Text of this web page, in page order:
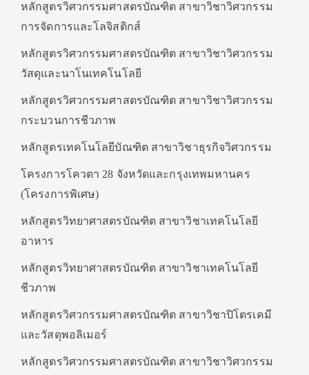
หลักสูตรวิศวกรรมศาสตรบัณฑิต สาขาวิชาวิศวกรรม
การจัดการและโลจิสติกส์
หลักสูตรวิศวกรรมศาสตรบัณฑิต สาขาวิชาวิศวกรรม
วัสดุและนาโนเทคโนโลยี
หลักสูตรวิศวกรรมศาสตรบัณฑิต สาขาวิชาวิศวกรรม
กระบวนการชีวภาพ
หลักสูตรเทคโนโลยีบัณฑิต สาขาวิชาธุรกิจวิศวกรรม
โครงการโควตา 28 จังหวัดและกรุงเทพมหานคร
(โครงการพิเศษ)
หลักสูตรวิทยาศาสตรบัณฑิต สาขาวิชาเทคโนโลยี
อาหาร
หลักสูตรวิทยาศาสตรบัณฑิต สาขาวิชาเทคโนโลยี
ชีวภาพ
หลักสูตรวิศวกรรมศาสตรบัณฑิต สาขาวิชาปิโตรเคมี
และวัสดุพอลิเมอร์
หลักสูตรวิศวกรรมศาสตรบัณฑิต สาขาวิชาวิศวกรรม